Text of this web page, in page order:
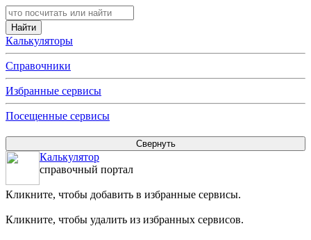
Калькуляторы
Справочники
Избранные сервисы
Посещенные сервисы
Калькулятор
справочный портал
Кликните, чтобы добавить в избранные сервисы.
Кликните, чтобы удалить из избранных сервисов.